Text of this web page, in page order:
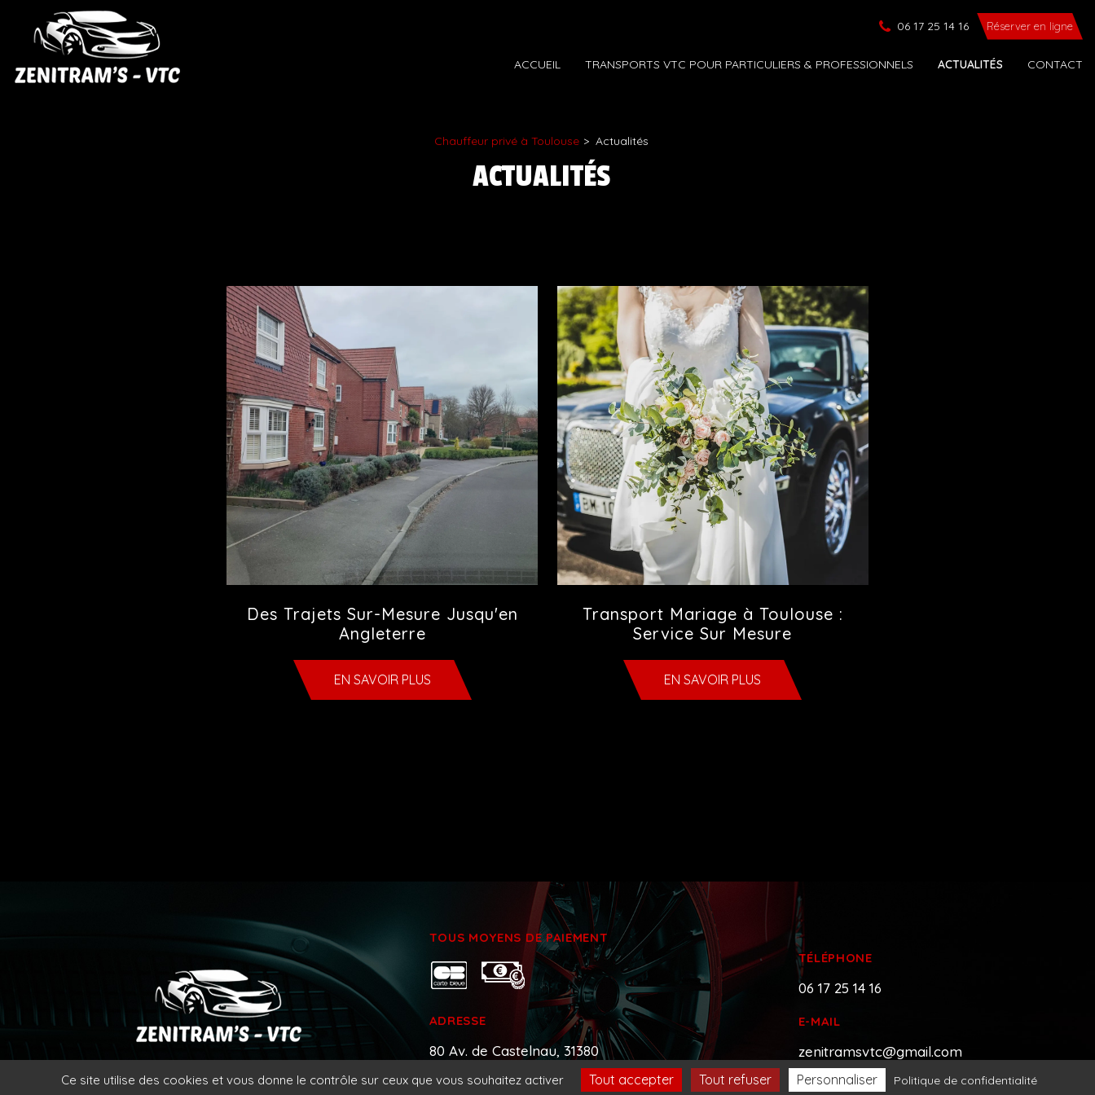
06 17 25 14 16 Réserver en ligne
ACCUEIL TRANSPORTS VTC POUR PARTICULIERS & PROFESSIONNELS ACTUALITÉS CONTACT
Chauffeur privé à Toulouse Actualités
ACTUALITÉS
Des Trajets Sur-Mesure Jusqu'en
Angleterre
EN SAVOIR PLUS
Transport Mariage à Toulouse :
Service Sur Mesure
EN SAVOIR PLUS
TOUS MOYENS DE PAIEMENT
ADRESSE
80 Av. de Castelnau, 31380
Montastruc-la-Conseillère
TÉLÉPHONE
06 17 25 14 16
E-MAIL
zenitramsvtc@gmail.com
Panneau de gestion des cookies
Ce site utilise des cookies et vous donne le contrôle sur ceux que vous souhaitez activer Tout accepter Tout refuser Personnaliser Politique de confidentialité